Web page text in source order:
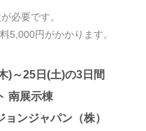
必要です。
5,000円がかかります。
)～25日(土)の3日間
南展示棟
ョンジャパン（株）